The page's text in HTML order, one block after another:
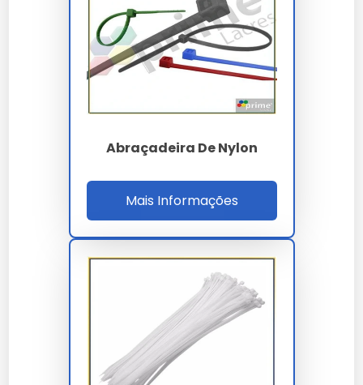
Suporte comercial direto para demandas em escala
Facilidade de instalação e integração em sistemas
complexos.
Preço e Orçamento
A definição de valores para abraçadeira de nylon
volume da sua necessidade. Trabalhamos com
propostas personalizadas para garantir o melhor
custo-benefício em cada projeto.
Onde Comprar Abraçadeira De
Para garantir a procedência e qualidade técnica,
realize a aquisição através de canais oficiais e
fornecedores especializados. Nossa empresa oferece
suporte completo na escolha do abraçadeira de nylon
Abraçadeira De Nylon
Mais Informações